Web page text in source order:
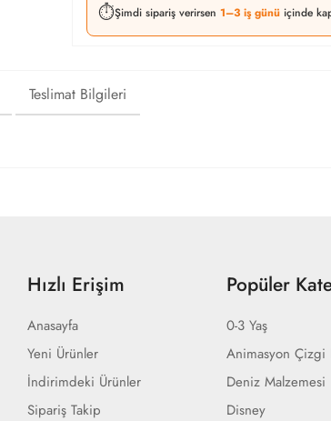
⏱️Şimdi sipariş verirsen 1–3 iş günü içinde
Teslimat Bilgileri
Hızlı Erişim
Anasayfa
Yeni Ürünler
İndirimdeki Ürünler
Sipariş Takip
Popüler
0-3 Yaş
Animasyon Çizgi
Deniz Malzemesi
Disney